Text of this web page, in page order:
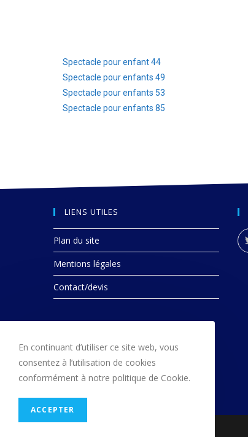
Spectacle pour enfant 44
Spectacle pour enfants 49
Spectacle pour enfants 53
Spectacle pour enfants 85
LIENS UTILES
Plan du site
Mentions légales
Contact/devis
En continuant d’utiliser ce site web, vous
consentez à l’utilisation de cookies
conformément à notre politique de Cookie.
ACCEPTER